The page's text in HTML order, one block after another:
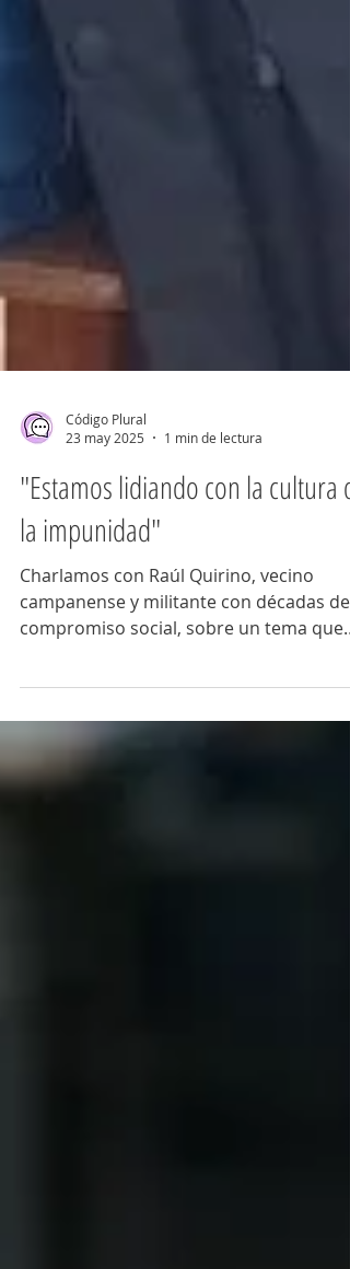
Código Plural
23 may 2025
"Estamos lidiando con la cultura de
la impunidad"
responsabilidad política y empresarial
detrás de las inundaciones que azotaron